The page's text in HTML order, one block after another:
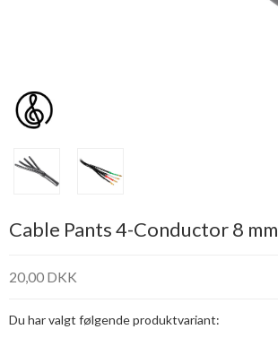
Cable Pants 4-Conductor 8 mm
20,00 DKK
Du har valgt følgende produktvariant: